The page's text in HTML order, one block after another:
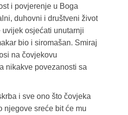
i povjerenje u Boga
duhovni i društveni život
osjećati unutarnji
bio i siromašan. Smiraj
na čovjekovu
nikakve povezanosti sa
i sve ono što čovjeka
njegove sreće bit će mu